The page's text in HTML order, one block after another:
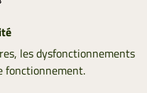
les dysfonctionnements
fonctionnement.